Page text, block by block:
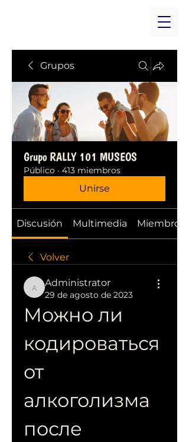
Grupos
Grupo RALLY 101 MUSEOS
Público · 413 miembros
Unirse
Discusión Multimedia Miembros
Volver
Administrator
Administrator
29 de agosto de 2023
Можно ли
кодироваться
от
алкоголизма
после